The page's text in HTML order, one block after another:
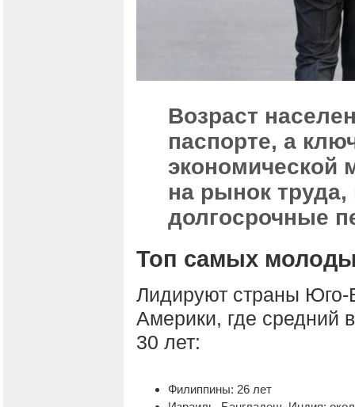
Возраст
паспорте, а
экономической
на рынок
долгосрочные
Топ самых
Лидируют страны Юго-
Америки, где средний
30 лет:
Филиппины: 26 лет